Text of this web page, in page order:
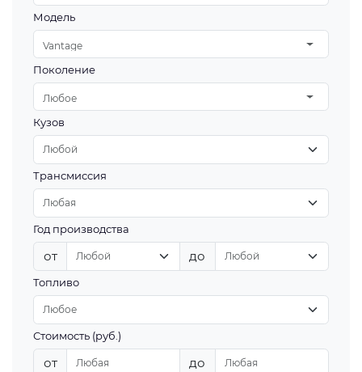
Модель
Vantage
Поколение
Любое
Кузов
Трансмиссия
Год производства
от до
Топливо
Стоимость (руб.)
от до